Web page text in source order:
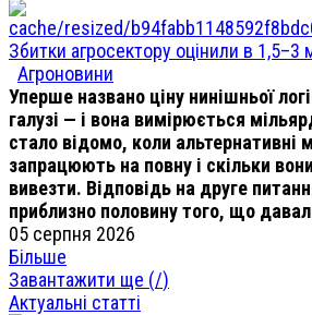
Збитки агросектору оцінили в 1,5–3
Агроновини
Уперше названо ціну нинішньої
галузі — і вона вимірюється
стало відомо, коли альтернативні
запрацюють на повну і скільки
вивезти. Відповідь на друге
приблизно половину того, що
05 серпня 2026
Більше
Завантажити ще (/)
Актуальні статті